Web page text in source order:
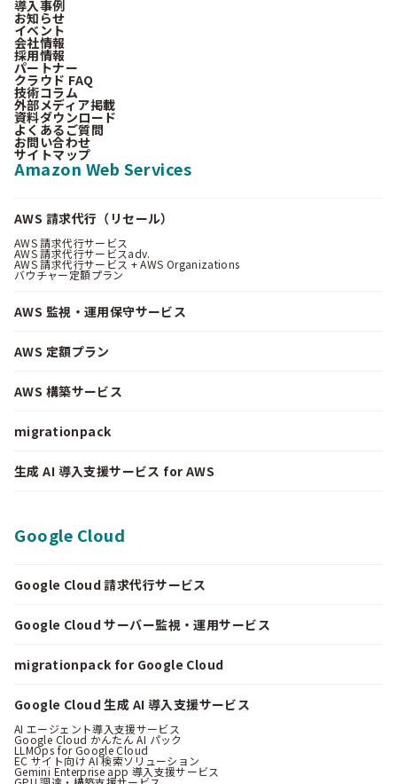
導入事例
お知らせ
イベント
会社情報
採用情報
パートナー
クラウド FAQ
技術コラム
外部メディア掲載
資料ダウンロード
よくあるご質問
お問い合わせ
サイトマップ
Amazon Web Services
AWS 請求代行（リセール）
AWS 請求代行サービス
AWS 請求代行サービスadv.
AWS 請求代行サービス + AWS Organizations
バウチャー定額プラン
AWS 監視・運用保守サービス
AWS 定額プラン
AWS 構築サービス
migrationpack
生成 AI 導入支援サービス for AWS
Google Cloud
Google Cloud 請求代行サービス
Google Cloud サーバー監視・運用サービス
migrationpack for Google Cloud
Google Cloud 生成 AI 導入支援サービス
AI エージェント導入支援サービス
Google Cloud かんたん AI パック
LLMOps for Google Cloud
EC サイト向け AI 検索ソリューション
Gemini Enterprise app 導入支援サービス